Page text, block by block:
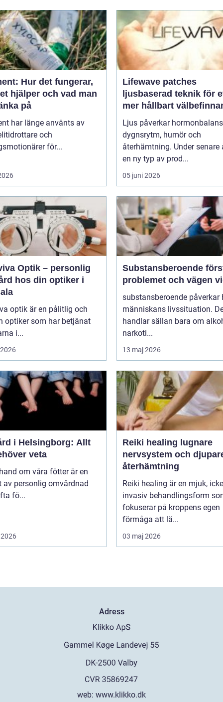
Hur det fungerar,
hjälper och vad man
på
har länge använts av
och
för...
Lifewave patches
ljusbaserad teknik för
mer hållbart
Ljus påverkar
dygnsrytm, humör och
återhämtning. Under senare
en ny typ av prod...
05 juni 2026
Optik – personlig
hos din optiker i
optik är en pålitlig och
optiker som har betjänat
i...
Substansberoende förstå
problemet och vägen
substansberoende påverkar
människans livssituation.
handlar sällan bara om
narkoti...
13 maj 2026
i Helsingborg: Allt
veta
om våra fötter är en
av personlig omvårdnad
fö...
Reiki healing lugnare
nervsystem och
återhämtning
Reiki healing är en mjuk,
invasiv behandlingsform
fokuserar på kroppens egen
förmåga att lä...
03 maj 2026
Adress
web: www.klikko.dk